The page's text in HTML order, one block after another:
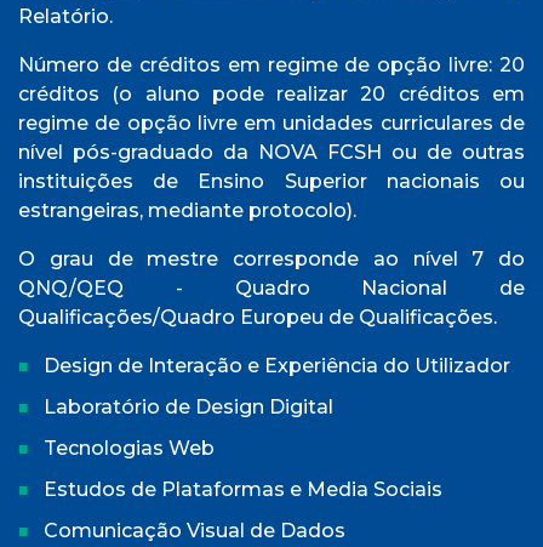
Relatório.
Número de créditos em regime de opção livre: 20
créditos (o aluno pode realizar 20 créditos em
regime de opção livre em unidades curriculares de
nível pós-graduado da NOVA FCSH ou de outras
instituições de Ensino Superior nacionais ou
estrangeiras, mediante protocolo).
O grau de mestre corresponde ao nível 7 do
QNQ/QEQ - Quadro Nacional de
Qualificações/Quadro Europeu de Qualificações.
Design de Interação e Experiência do Utilizador
Laboratório de Design Digital
Tecnologias Web
Estudos de Plataformas e Media Sociais
Comunicação Visual de Dados